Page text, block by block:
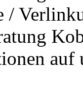
/
auf